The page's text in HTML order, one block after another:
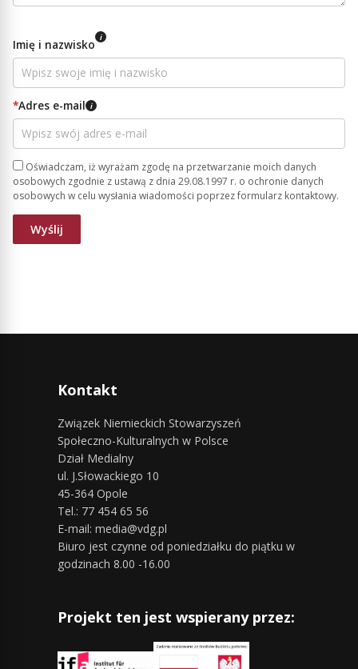
Imię i nazwisko i
*Adres e-mail i
Oświadczam, iż wyrażam zgodę na przetwarzanie moich danych
osobowych zgodnie z ustawą z dnia 29.08.1997 r. o ochronie danych
osobowych w celu wysłania wiadomości poprzez formularz kontaktowy.
Kontakt
Związek Niemieckich Stowarzyszeń
Społeczno-Kulturalnych w Polsce
Dział Medialny
ul. J.Słowackiego 10
45-364 Opole
Tel.: 77 454 65 56
E-mail: media@vdg.pl
Biuro jest czynne od poniedziałku do piątku w
godzinach 8.00 -16.00
Projekt ten jest wspierany przez: